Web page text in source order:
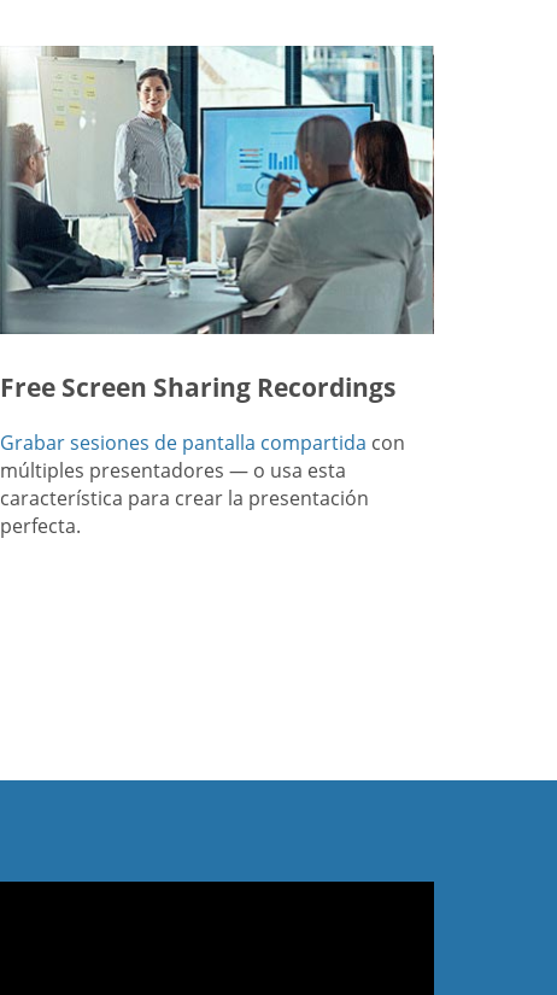
Free Screen Sharing Recordings
Grabar sesiones de pantalla compartida con
múltiples presentadores — o usa esta
característica para crear la presentación
perfecta.